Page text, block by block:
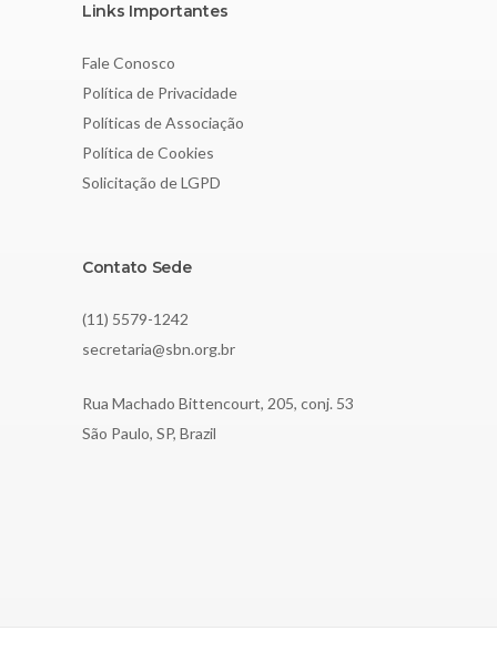
Links Importantes
Fale Conosco
Política de Privacidade
Políticas de Associação
Política de Cookies
Solicitação de LGPD
Contato Sede
(11) 5579-1242
secretaria@sbn.org.br
Rua Machado Bittencourt, 205, conj. 53
São Paulo, SP, Brazil